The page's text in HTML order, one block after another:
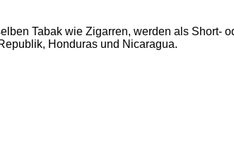
Tabak wie Zigarren, werden als Short-
Honduras und Nicaragua.